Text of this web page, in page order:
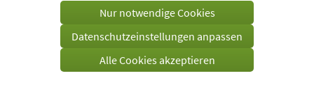
einem
Tab)
Nur notwendige Cookies
Datenschutzeinstellungen anpassen
Alle Cookies akzeptieren